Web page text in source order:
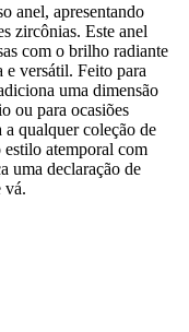
anel, apresentando
zircônias. Este anel
com o brilho radiante
e versátil. Feito para
uma dimensão
ou para ocasiões
a qualquer coleção de
atemporal com
uma declaração de
vá.